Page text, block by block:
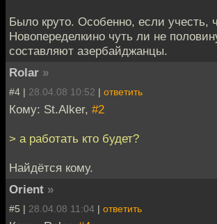
Было круто. Особенно, если учесть,
Новопеределкино чуть ли не
составляют азербайджанцы.
Rolar »
#4 | 28.04.08 10:52 | ответить
Кому: St.Alker, #2
> а работать кто будет?
Найдётся кому.
Orient »
#5 | 28.04.08 11:04 | ответить